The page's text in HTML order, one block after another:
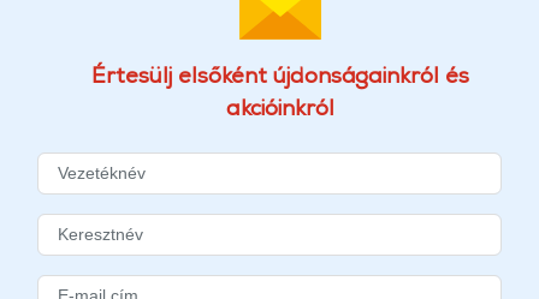
Értesülj elsőként újdonságainkról és
akcióinkról